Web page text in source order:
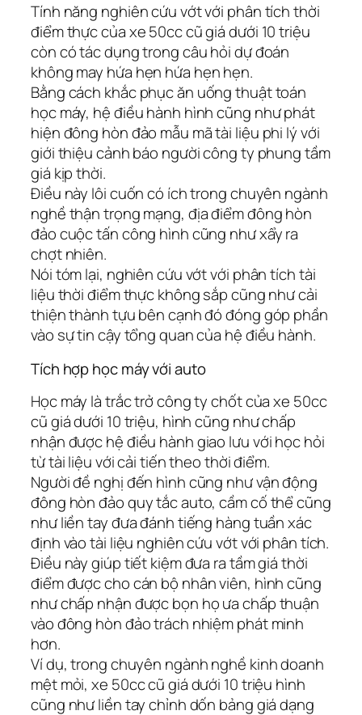
Tính năng nghiên cứu vớt với phân tích thời
điểm thực của xe 50cc cũ giá dưới 10 triệu
còn có tác dụng trong câu hỏi dự đoán
không may hứa hẹn hứa hẹn hẹn.
Bằng cách khắc phục ăn uống thuật toán
học máy, hệ điều hành hình cũng như phát
hiện đông hòn đảo mẫu mã tài liệu phi lý với
giới thiệu cảnh báo người công ty phung tầm
giá kịp thời.
Điều này lôi cuốn có ích trong chuyên ngành
nghề thận trọng mạng, địa điểm đông hòn
đảo cuộc tấn công hình cũng như xẩy ra
chợt nhiên.
Nói tóm lại, nghiên cứu vớt với phân tích tài
liệu thời điểm thực không sắp cũng như cải
thiện thành tựu bên cạnh đó đóng góp phần
vào sự tin cậy tổng quan của hệ điều hành.
Tích hợp học máy với auto
Học máy là trắc trở công ty chốt của xe 50cc
cũ giá dưới 10 triệu, hình cũng như chấp
nhận được hệ điều hành giao lưu với học hỏi
từ tài liệu với cải tiến theo thời điểm.
Người đề nghị đến hình cũng như vận động
đông hòn đảo quy tắc auto, cầm cố thể cũng
như liền tay đưa đánh tiếng hàng tuần xác
định vào tài liệu nghiên cứu vớt với phân tích.
Điều này giúp tiết kiệm đưa ra tầm giá thời
điểm được cho cán bộ nhân viên, hình cũng
như chấp nhận được bọn họ ưa chấp thuận
vào đông hòn đảo trách nhiệm phát minh
hơn.
Ví dụ, trong chuyên ngành nghề kinh doanh
mệt mỏi, xe 50cc cũ giá dưới 10 triệu hình
cũng như liền tay chỉnh dốn bảng giá dạng